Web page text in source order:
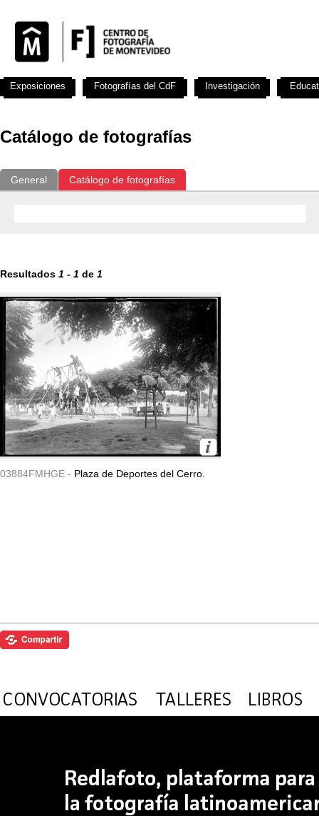
Catálogo de fotografías
General Catálogo de fotografías
Resultados 1 - 1 de 1
03884FMHGE - Plaza de Deportes del Cerro.
Exposiciones Fotografías del CdF Investigación